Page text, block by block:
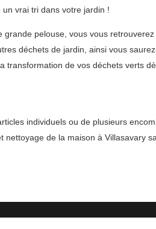
vrai tri dans votre jardin !
pelouse, vous vous
déchets de jardin, ainsi vous
de vos déchets verts
individuels ou de plusieurs
de la maison à Villasavary